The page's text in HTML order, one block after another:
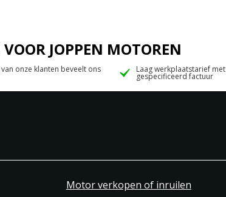
JOPPEN MOTOREN
van onze klanten beveelt ons Laag werkplaatstarief met
gespecificeerd factuur
Motor verkopen of inruilen